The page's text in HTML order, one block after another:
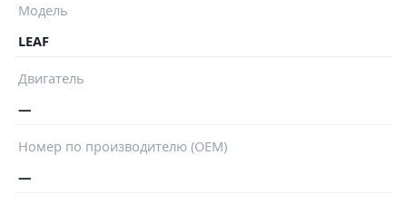
Модель
LEAF
Двигатель
—
Номер по производителю (OEM)
—